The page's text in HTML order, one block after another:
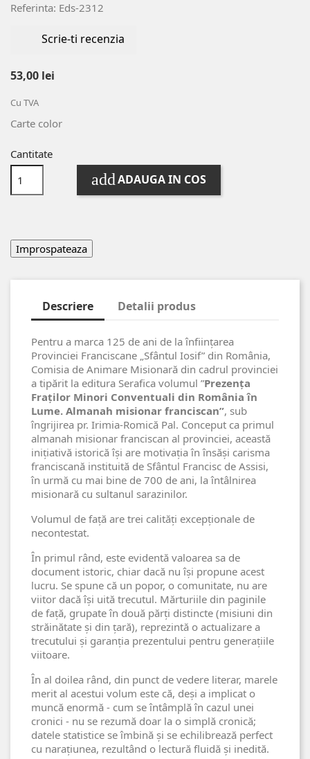
Referinta: Eds-2312
Scrie-ti recenzia
53,00 lei
Cu TVA
Carte color
Cantitate
addADAUGA IN COS
Descriere Detalii produs
Pentru a marca 125 de ani de la înființarea
Provinciei Franciscane „Sfântul Iosif” din România,
Comisia de Animare Misionară din cadrul provinciei
a tipărit la editura Serafica volumul ”Prezența
Fraților Minori Conventuali din România în
Lume. Almanah misionar franciscan”, sub
îngrijirea pr. Irimia-Romică Pal. Conceput ca primul
almanah misionar franciscan al provinciei, această
inițiativă istorică își are motivația în însăși carisma
franciscană instituită de Sfântul Francisc de Assisi,
în urmă cu mai bine de 700 de ani, la întâlnirea
misionară cu sultanul sarazinilor.
Volumul de față are trei calități excepționale de
necontestat.
În primul rând, este evidentă valoarea sa de
document istoric, chiar dacă nu își propune acest
lucru. Se spune că un popor, o comunitate, nu are
viitor dacă își uită trecutul. Mărturiile din paginile
de față, grupate în două părți distincte (misiuni din
străinătate și din țară), reprezintă o actualizare a
trecutului și garanția prezentului pentru generațiile
viitoare.
În al doilea rând, din punct de vedere literar, marele
merit al acestui volum este că, deși a implicat o
muncă enormă - cum se întâmplă în cazul unei
cronici - nu se rezumă doar la o simplă cronică;
datele statistice se îmbină și se echilibrează perfect
cu narațiunea, rezultând o lectură fluidă și inedită.